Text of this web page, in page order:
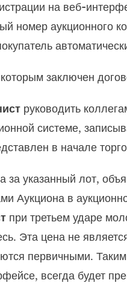
на веб-
номер аукционного
заключен
руководить
системе,
в начале
за указанный лот,
Аукциона в
при третьем ударе
Эта цена не
первичными.
всегда будет